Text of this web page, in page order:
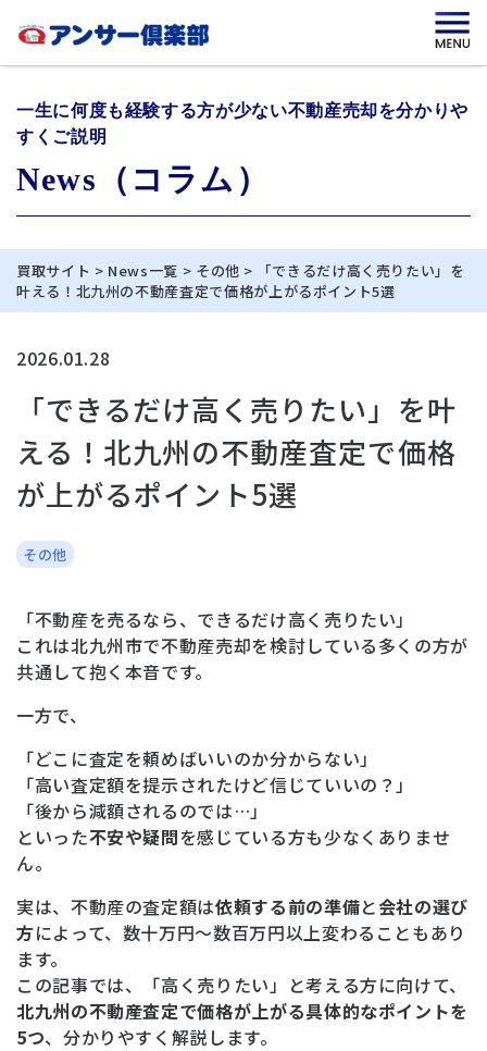
一生に何度も経験する方が少ない不動産売却を分かりや
すくご説明
News（コラム）
買取サイト > News一覧 > その他 >
「できるだけ高く売りたい」を
叶える！北九州の不動産査定で価格が上がるポイント5選
2026.01.28
「できるだけ高く売りたい」を叶
える！北九州の不動産査定で価格
が上がるポイント5選
その他
「不動産を売るなら、できるだけ高く売りたい」
これは北九州市で不動産売却を検討している多くの方が
共通して抱く本音です。
一方で、
「どこに査定を頼めばいいのか分からない」
「高い査定額を提示されたけど信じていいの？」
「後から減額されるのでは…」
といった不安や疑問を感じている方も少なくありませ
ん。
実は、不動産の査定額は依頼する前の準備と会社の選び
方によって、数十万円〜数百万円以上変わることもあり
ます。
この記事では、「高く売りたい」と考える方に向けて、
北九州の不動産査定で価格が上がる具体的なポイントを
5つ、分かりやすく解説します。